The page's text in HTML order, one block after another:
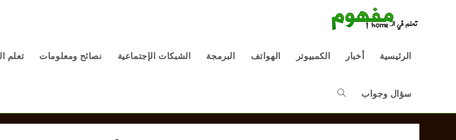
الرئيسية أخبار الكمبيوتر الهواتف البرمجة الشبكات الإجتماعية نصائح ومعلومات تعلم
سؤال وجواب Toggle